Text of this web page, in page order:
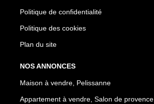
Politique de confidentialité
Politique des cookies
Plan du site
NOS ANNONCES
Maison à vendre, Pelissanne
Appartement à vendre, Salon de provence